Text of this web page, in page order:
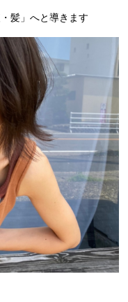
髪」へと導きます